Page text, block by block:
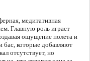
медитативная
Главную роль играет
ощущение полета и
бас, которые добавляют
отсутствует, но